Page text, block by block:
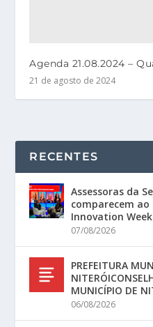
Agenda 21.08.2024 –
21 de agosto de 2024
RECENTES
Assessoras da
comparecem
Innovation Week
07/08/2026
PREFEITURA
MUNICÍPIO DE
06/08/2026